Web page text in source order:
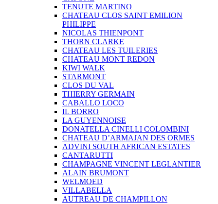
TENUTE MARTINO
CHATEAU CLOS SAINT EMILION
PHILIPPE
NICOLAS THIENPONT
THORN CLARKE
CHATEAU LES TUILERIES
CHATEAU MONT REDON
KIWI WALK
STARMONT
CLOS DU VAL
THIERRY GERMAIN
CABALLO LOCO
IL BORRO
LA GUYENNOISE
DONATELLA CINELLI COLOMBINI
CHATEAU D’ARMAJAN DES ORMES
ADVINI SOUTH AFRICAN ESTATES
CANTARUTTI
CHAMPAGNE VINCENT LEGLANTIER
ALAIN BRUMONT
WELMOED
VILLABELLA
AUTREAU DE CHAMPILLON